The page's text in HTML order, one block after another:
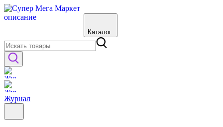
Каталог
Журнал